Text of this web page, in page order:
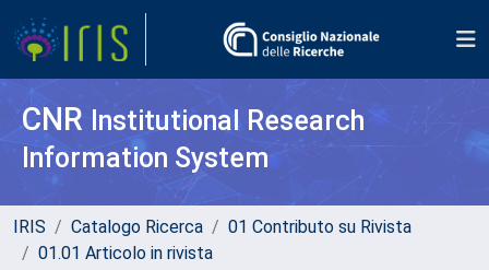
CNR Institutional Research
Information System
IRIS Catalogo Ricerca
01 Contributo su Rivista
01.01 Articolo in rivista